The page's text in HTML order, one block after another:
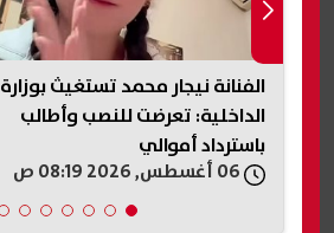
الفنانة نيجار محمد تستغيث بوزارة
الداخلية: تعرضت للنصب وأطالب
باسترداد أموالي